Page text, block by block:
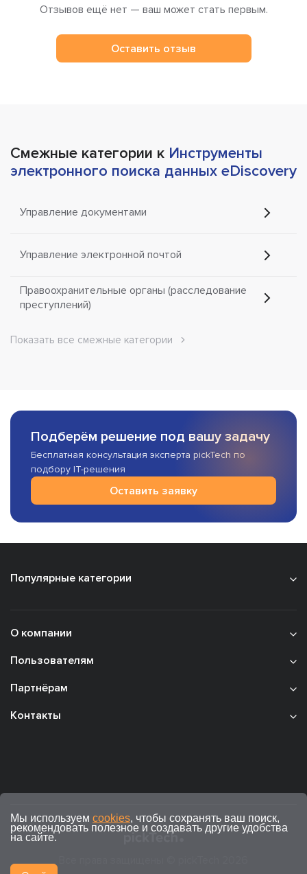
Отзывов ещё нет — ваш может стать первым.
Оставить отзыв
Смежные категории к Инструменты
электронного поиска данных eDiscovery
Управление документами
Управление электронной почтой
Правоохранительные органы (расследование
преступлений)
Показать все смежные категории
Подберём решение под вашу задачу
Бесплатная консультация эксперта pickTech по
подбору IT-решения
Оставить заявку
Популярные категории
О компании
Пользователям
Партнёрам
Контакты
Мы используем cookies, чтобы сохранять ваш поиск,
рекомендовать полезное и создавать другие удобства
на сайте.